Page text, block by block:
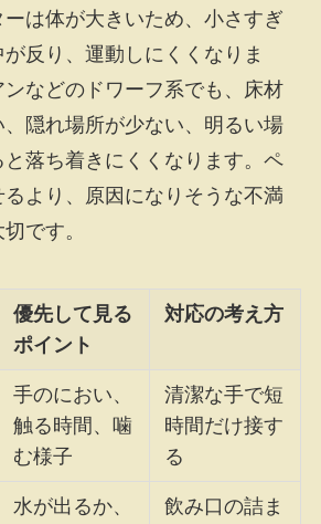
は体が大きいため、小さすぎ
反り、運動しにくくなりま
などのドワーフ系でも、床材
隠れ場所が少ない、明るい場
落ち着きにくくなります。ペ
より、原因になりそうな不満
です。
優先して見る
ポイント
対応の考え方
手のにおい、
触る時間、噛
む様子
清潔な手で短
時間だけ接す
る
水が出るか、
飲み口の詰ま